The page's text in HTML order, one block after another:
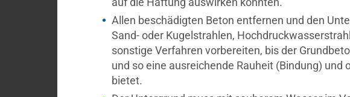
Allen beschädigten Beton entfernen und den
Sand- oder Kugelstrahlen,
sonstige Verfahren vorbereiten, bis der
und so eine ausreichende Rauheit (Bindung) und
bietet.